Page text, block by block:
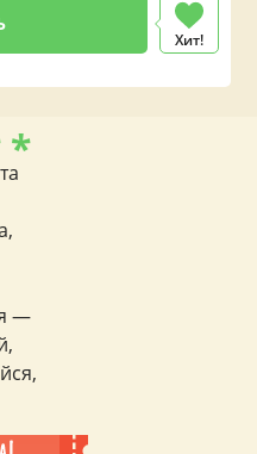
Хит!
*
—